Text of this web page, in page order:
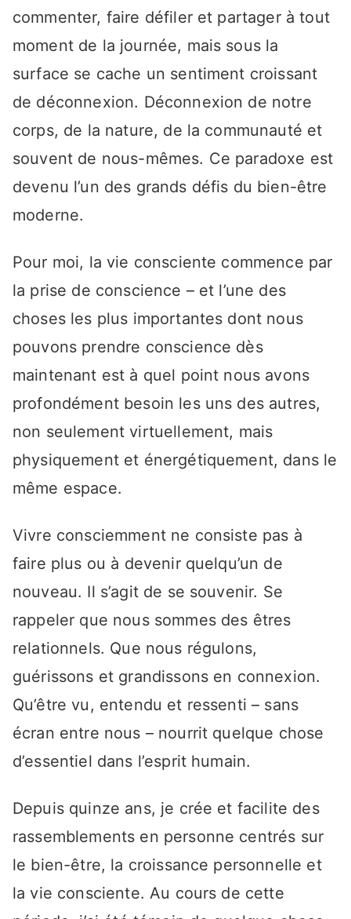
commenter, faire défiler et partager à tout
moment de la journée, mais sous la
surface se cache un sentiment croissant
de déconnexion. Déconnexion de notre
corps, de la nature, de la communauté et
souvent de nous-mêmes. Ce paradoxe est
devenu l’un des grands défis du bien-être
moderne.
Pour moi, la vie consciente commence par
la prise de conscience – et l’une des
choses les plus importantes dont nous
pouvons prendre conscience dès
maintenant est à quel point nous avons
profondément besoin les uns des autres,
non seulement virtuellement, mais
physiquement et énergétiquement, dans le
même espace.
Vivre consciemment ne consiste pas à
faire plus ou à devenir quelqu’un de
nouveau. Il s’agit de se souvenir. Se
rappeler que nous sommes des êtres
relationnels. Que nous régulons,
guérissons et grandissons en connexion.
Qu’être vu, entendu et ressenti – sans
écran entre nous – nourrit quelque chose
d’essentiel dans l’esprit humain.
Depuis quinze ans, je crée et facilite des
rassemblements en personne centrés sur
le bien-être, la croissance personnelle et
la vie consciente. Au cours de cette